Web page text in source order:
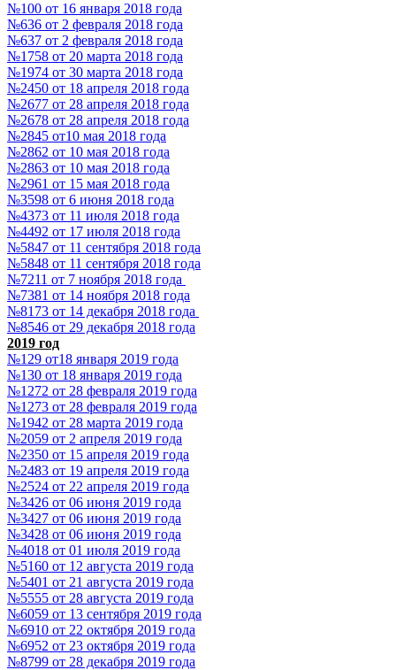
№100 от 16 января 2018 года
№636 от 2 февраля 2018 года
№637 от 2 февраля 2018 года
№1758 от 20 марта 2018 года
№1974 от 30 марта 2018 года
№2450 от 18 апреля 2018 года
№2677 от 28 апреля 2018 года
№2678 от 28 апреля 2018 года
№2845 от10 мая 2018 года
№2862 от 10 мая 2018 года
№2863 от 10 мая 2018 года
№2961 от 15 мая 2018 года
№3598 от 6 июня 2018 года
№4373 от 11 июля 2018 года
№4492 от 17 июля 2018 года
№5847 от 11 сентября 2018 года
№5848 от 11 сентября 2018 года
№7211 от 7 ноября 2018 года
№7381 от 14 ноября 2018 года
№8173 от 14 декабря 2018 года
№8546 от 29 декабря 2018 года
2019 год
№129 от18 января 2019 года
№130 от 18 января 2019 года
№1272 от 28 февраля 2019 года
№1273 от 28 февраля 2019 года
№1942 от 28 марта 2019 года
№2059 от 2 апреля 2019 года
№2350 от 15 апреля 2019 года
№2483 от 19 апреля 2019 года
№2524 от 22 апреля 2019 года
№3426 от 06 июня 2019 года
№3427 от 06 июня 2019 года
№3428 от 06 июня 2019 года
№4018 от 01 июля 2019 года
№5160 от 12 августа 2019 года
№5401 от 21 августа 2019 года
№5555 от 28 августа 2019 года
№6059 от 13 сентября 2019 года
№6910 от 22 октября 2019 года
№6952 от 23 октября 2019 года
№8799 от 28 декабря 2019 года